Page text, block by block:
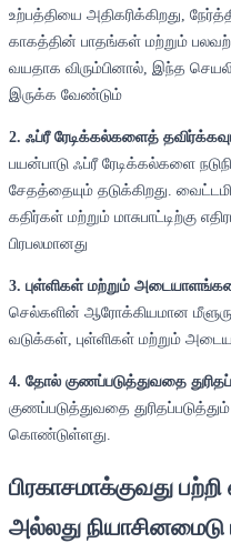
உற்பத்தியை அதிகரிக்கிறது,
காகத்தின் பாதங்கள் மற்றும்
வயதாக விரும்பினால், இந்த
இருக்க வேண்டும்
2. ஃப்ரீ ரேடிக்கல்களைத்
பயன்பாடு ஃப்ரீ ரேடிக்கல்களை
சேதத்தையும் தடுக்கிறது.
கதிர்கள் மற்றும் மாசுபாட்டிற்கு
பிரபலமானது
3. புள்ளிகள் மற்றும்
செல்களின் ஆரோக்கியமான
வடுக்கள், புள்ளிகள் மற்றும்
4. தோல் குணப்படுத்துவதை
குணப்படுத்துவதை
கொண்டுள்ளது.
பிரகாசமாக்குவது
அல்லது